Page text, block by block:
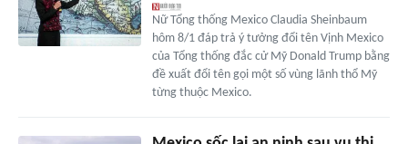
Nữ Tổng thống Mexico Claudia Sheinbaum
hôm 8/1 đáp trả ý tưởng đổi tên Vịnh Mexico
của Tổng thống đắc cử Mỹ Donald Trump bằng
đề xuất đổi tên gọi một số vùng lãnh thổ Mỹ
từng thuộc Mexico.